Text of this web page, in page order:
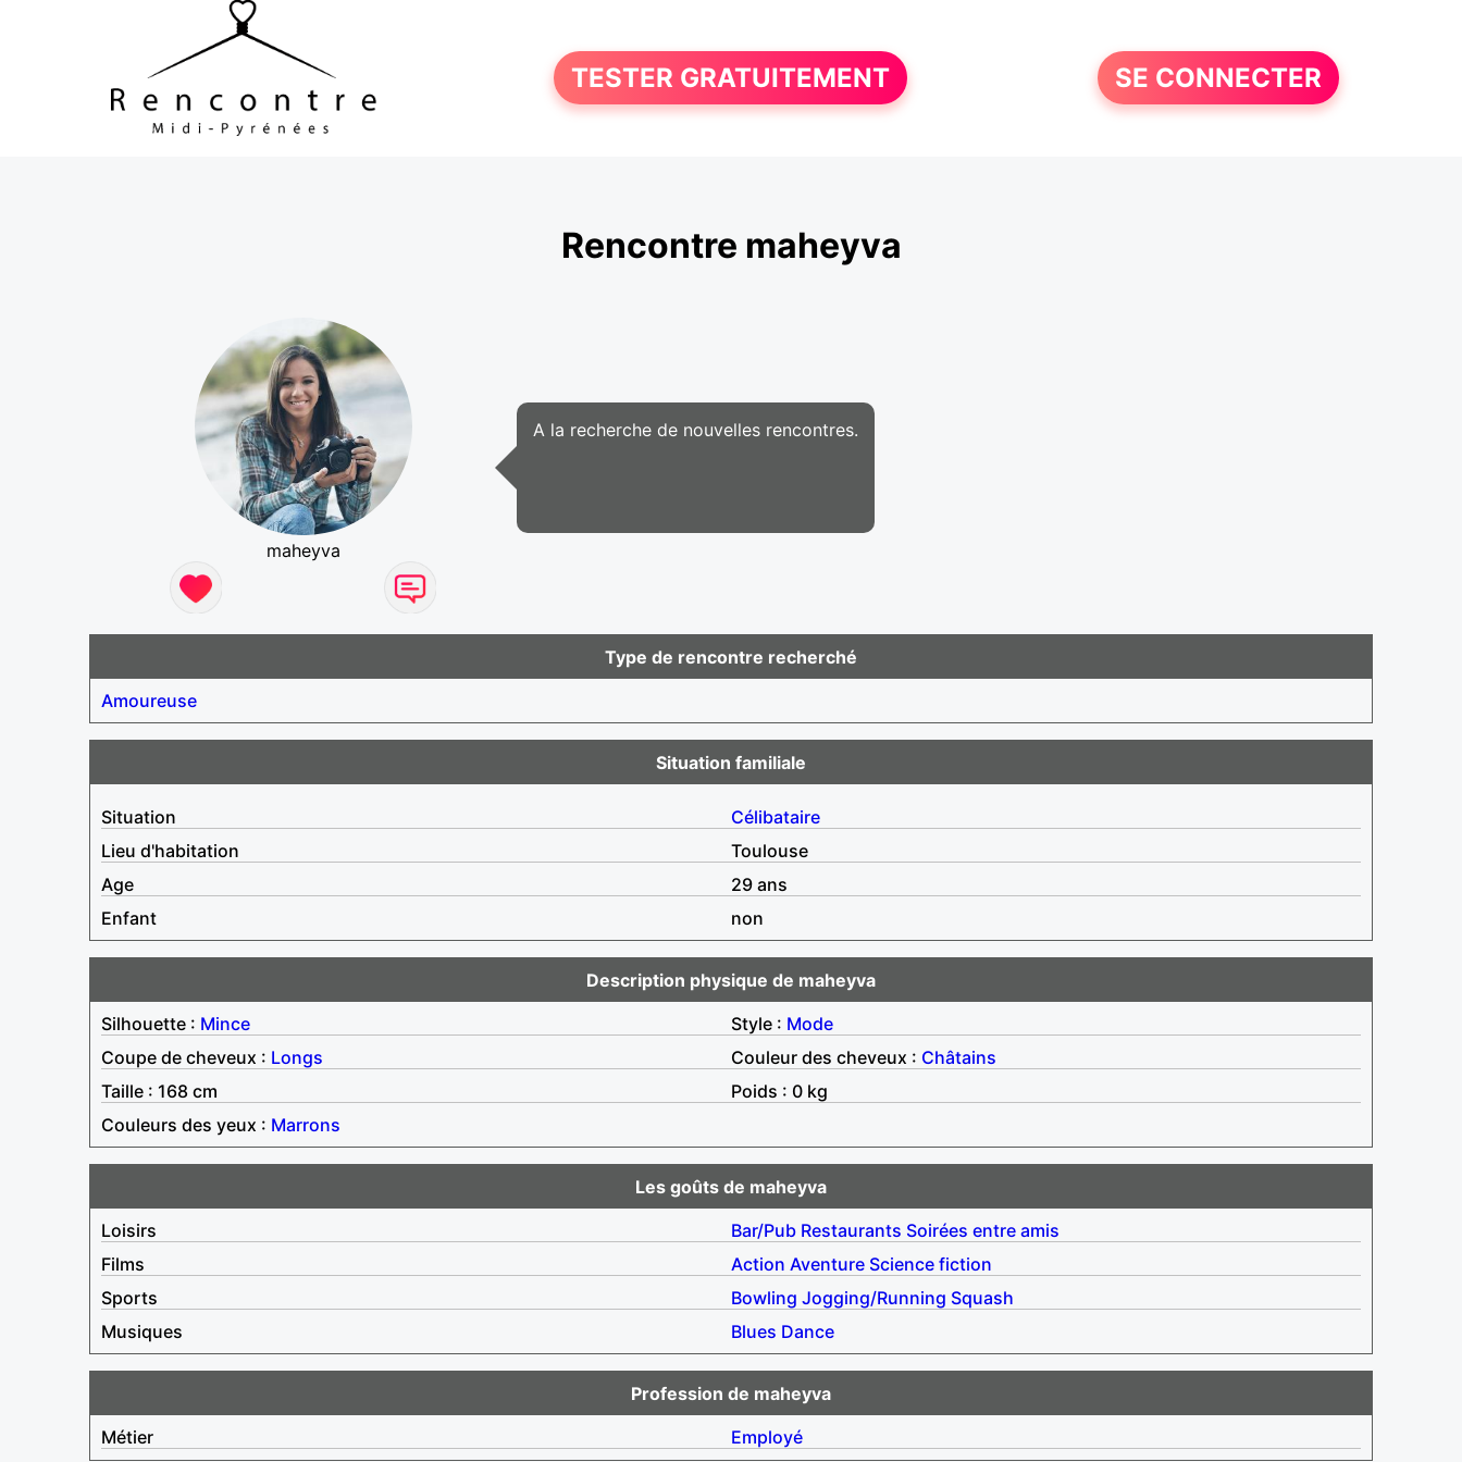
TESTER GRATUITEMENT SE CONNECTER
Rencontre maheyva
maheyva
A la recherche de nouvelles rencontres.
Type de rencontre recherché
Amoureuse
Situation familiale
Situation
Célibataire
Lieu d'habitation
Toulouse
Age
29 ans
Enfant
non
Description physique de maheyva
Silhouette : Mince Style : Mode
Coupe de cheveux : Longs Couleur des cheveux : Châtains
Taille : 168 cm
Poids : 0 kg
Couleurs des yeux : Marrons
Les goûts de maheyva
Loisirs
Bar/Pub Restaurants Soirées entre amis
Films
Action Aventure Science fiction
Sports
Bowling Jogging/Running Squash
Musiques
Blues Dance
Profession de maheyva
Métier
Employé